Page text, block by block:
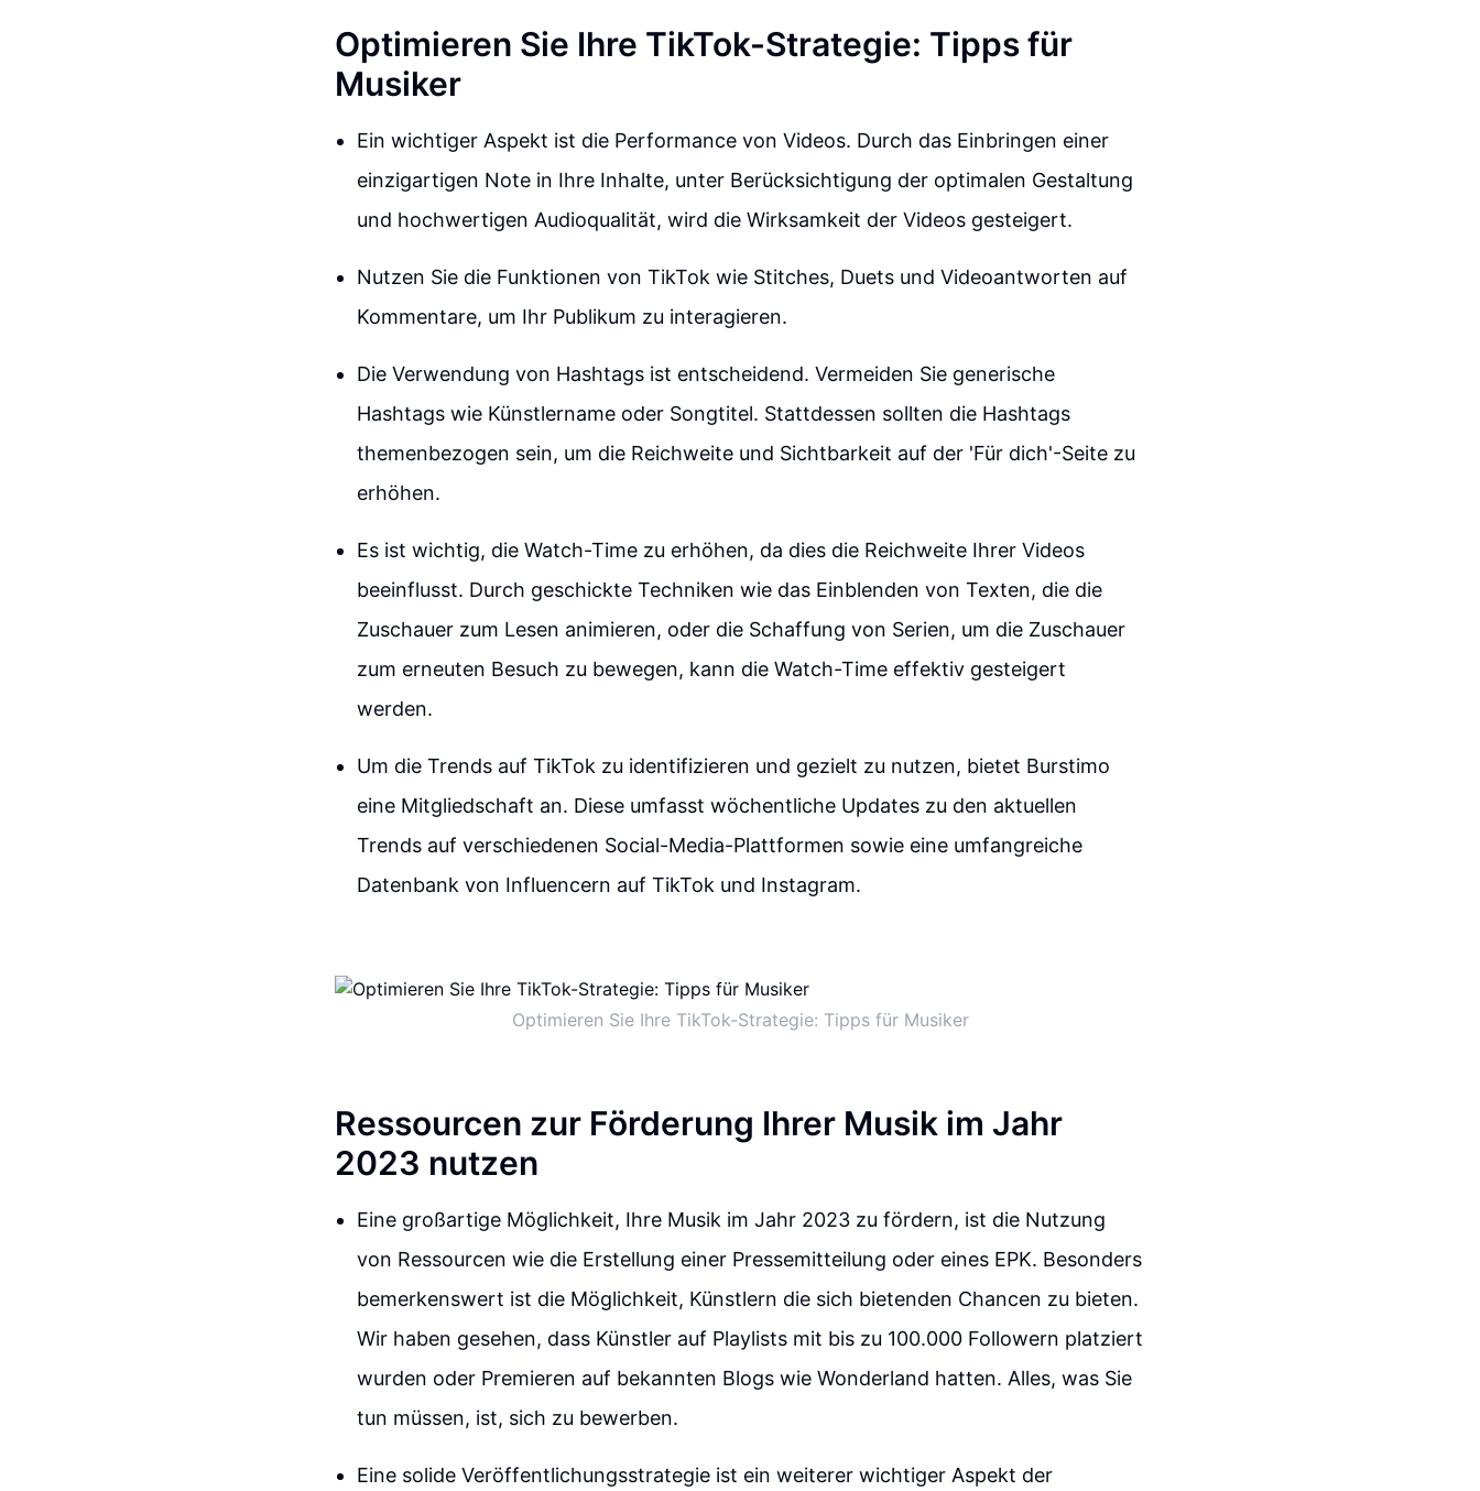
Optimieren Sie Ihre TikTok-Strategie: Tipps für
Musiker
Ein wichtiger Aspekt ist die Performance von Videos. Durch das Einbringen einer
einzigartigen Note in Ihre Inhalte, unter Berücksichtigung der optimalen Gestaltung
und hochwertigen Audioqualität, wird die Wirksamkeit der Videos gesteigert.
Nutzen Sie die Funktionen von TikTok wie Stitches, Duets und Videoantworten auf
Kommentare, um Ihr Publikum zu interagieren.
Die Verwendung von Hashtags ist entscheidend. Vermeiden Sie generische
Hashtags wie Künstlername oder Songtitel. Stattdessen sollten die Hashtags
themenbezogen sein, um die Reichweite und Sichtbarkeit auf der 'Für dich'-Seite zu
erhöhen.
Es ist wichtig, die Watch-Time zu erhöhen, da dies die Reichweite Ihrer Videos
beeinflusst. Durch geschickte Techniken wie das Einblenden von Texten, die die
Zuschauer zum Lesen animieren, oder die Schaffung von Serien, um die Zuschauer
zum erneuten Besuch zu bewegen, kann die Watch-Time effektiv gesteigert
werden.
Um die Trends auf TikTok zu identifizieren und gezielt zu nutzen, bietet Burstimo
eine Mitgliedschaft an. Diese umfasst wöchentliche Updates zu den aktuellen
Trends auf verschiedenen Social-Media-Plattformen sowie eine umfangreiche
Datenbank von Influencern auf TikTok und Instagram.
Optimieren Sie Ihre TikTok-Strategie: Tipps für Musiker
Ressourcen zur Förderung Ihrer Musik im Jahr
2023 nutzen
Eine großartige Möglichkeit, Ihre Musik im Jahr 2023 zu fördern, ist die Nutzung
von Ressourcen wie die Erstellung einer Pressemitteilung oder eines EPK. Besonders
bemerkenswert ist die Möglichkeit, Künstlern die sich bietenden Chancen zu bieten.
Wir haben gesehen, dass Künstler auf Playlists mit bis zu 100.000 Followern platziert
wurden oder Premieren auf bekannten Blogs wie Wonderland hatten. Alles, was Sie
tun müssen, ist, sich zu bewerben.
Eine solide Veröffentlichungsstrategie ist ein weiterer wichtiger Aspekt der